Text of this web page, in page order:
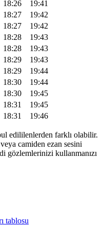
18:26
19:41
18:27
19:42
18:27
19:42
18:28
19:43
18:28
19:43
18:29
19:43
18:29
19:44
18:30
19:44
18:30
19:45
18:31
19:45
18:31 19:46
edililenlerden farklı olabilir.
camiden ezan sesini
gözlemlerinizi kullanmanızı
tablosu